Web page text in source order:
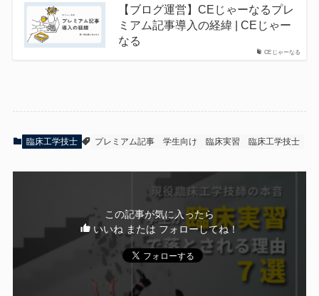
CEじゃーなる
【ブログ運営】CEじゃーなるプレ
ミアム記事導入の経緯 | CEじゃー
なる
臨床工学技士 プレミアム記事 学生向け 臨床実習 臨床工学技士
この記事が気に入ったら
いいね または フォローしてね！